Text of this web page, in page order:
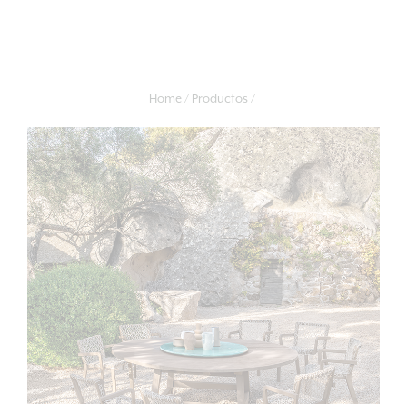
Home Productos